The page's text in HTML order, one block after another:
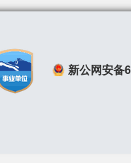
新公网安备